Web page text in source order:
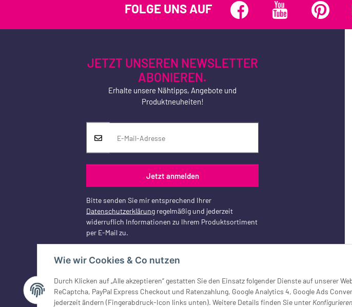
Wie wir Cookies & Co nutzen
Durch Klicken auf „Alle akzeptieren“ gestatten Sie den Einsatz folgender Dienste auf unserer
ReCaptcha, PayPal Express Checkout und Ratenzahlung, Google Analytics 4, Google Ads
jederzeit ändern (Fingerabdruck-Icon links unten). Weitere Details finden Sie unter Konfigurieren
FOLGE UNS AUF
JETZT UNSEREN NEWSLETTER
ABONIEREN.
Erhalte unsere Nähtipps, Angebote und
Produktneuheiten!
Jetzt anmelden
Bitte senden Sie mir entsprechend Ihrer
Datenschutzerklärung regelmäßig und jederzeit
widerruflich Informationen zu Ihrem Produktsortiment
per E-Mail zu.
Vertrag widerrufen